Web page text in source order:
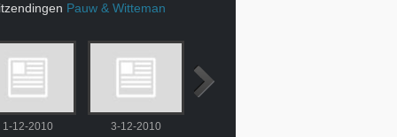
Pauw & Witteman
1-12-2010 3-12-2010